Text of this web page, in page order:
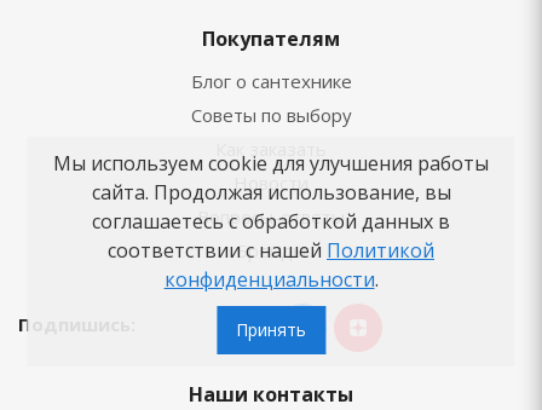
Покупателям
Блог о сантехнике
Советы по выбору
Новости
Вопросы-ответы
Бренды
Подпишись:
Наши контакты
Мы используем cookie для улучшения работы
сайта. Продолжая использование, вы
соглашаетесь с обработкой данных в
соответствии с нашей Политикой
конфиденциальности.
Принять